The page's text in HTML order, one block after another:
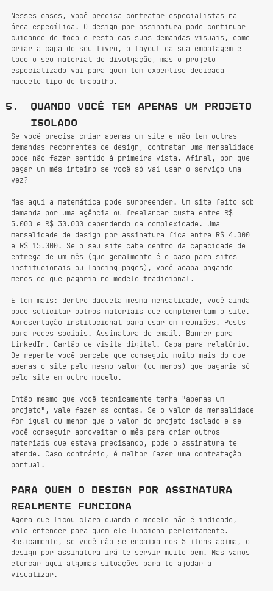
Nesses casos, você precisa contratar especialistas na
área específica. O design por assinatura pode continuar
cuidando de todo o resto das suas demandas visuais, como
criar a capa do seu livro, o layout da sua embalagem e
todo o seu material de divulgação, mas o projeto
especializado vai para quem tem expertise dedicada
naquele tipo de trabalho.
Quando você tem apenas um projeto
isolado
Se você precisa criar apenas um site e não tem outras
demandas recorrentes de design, contratar uma mensalidade
pode não fazer sentido à primeira vista. Afinal, por que
pagar um mês inteiro se você só vai usar o serviço uma
vez?
Mas aqui a matemática pode surpreender. Um site feito sob
demanda por uma agência ou freelancer custa entre R$
5.000 e R$ 30.000 dependendo da complexidade. Uma
mensalidade de design por assinatura fica entre R$ 4.000
e R$ 15.000. Se o seu site cabe dentro da capacidade de
entrega de um mês (que geralmente é o caso para sites
institucionais ou landing pages), você acaba pagando
menos do que pagaria no modelo tradicional.
E tem mais: dentro daquela mesma mensalidade, você ainda
pode solicitar outros materiais que complementam o site.
Apresentação institucional para usar em reuniões. Posts
para redes sociais. Assinatura de email. Banner para
LinkedIn. Cartão de visita digital. Capa para relatório.
De repente você percebe que conseguiu muito mais do que
apenas o site pelo mesmo valor (ou menos) que pagaria só
pelo site em outro modelo.
Então mesmo que você tecnicamente tenha "apenas um
projeto", vale fazer as contas. Se o valor da mensalidade
for igual ou menor que o valor do projeto isolado e se
você conseguir aproveitar o mês para criar outros
materiais que estava precisando, pode o assinatura te
atende. Caso contrário, é melhor fazer uma contratação
pontual.
Para quem o design por assinatura
realmente funciona
Agora que ficou claro quando o modelo não é indicado,
vale entender para quem ele funciona perfeitamente.
Basicamente, se você não se encaixa nos 5 itens acima, o
design por assinatura irá te servir muito bem. Mas vamos
elencar aqui algumas situações para te ajudar a
visualizar.